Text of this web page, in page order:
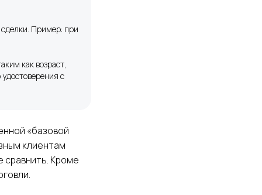
сделки. Пример: при
как возраст,
с
«базовой
клиентам
сравнить. Кроме